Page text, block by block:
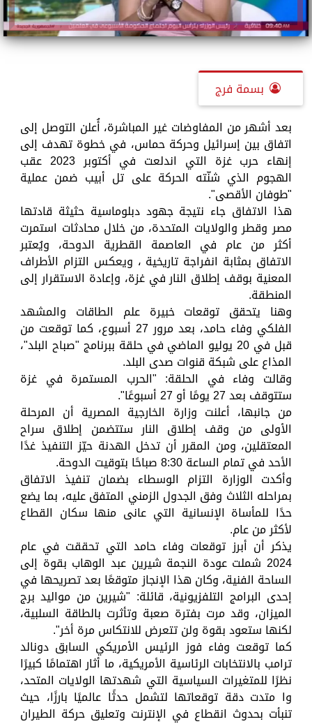
بسمة فرج
بعد أشهر من المفاوضات غير المباشرة، أُعلن التوصل إلى
اتفاق بين إسرائيل وحركة حماس، في خطوة تهدف إلى
إنهاء حرب غزة التي اندلعت في أكتوبر 2023 عقب
الهجوم الذي شنّته الحركة على تل أبيب ضمن عملية
"طوفان الأقصى".
هذا الاتفاق جاء نتيجة جهود دبلوماسية حثيثة قادتها
مصر وقطر والولايات المتحدة، من خلال محادثات استمرت
أكثر من عام في العاصمة القطرية الدوحة، ويُعتبر
الاتفاق بمثابة انفراجة تاريخية ، ويعكس التزام الأطراف
المعنية بوقف إطلاق النار في غزة، وإعادة الاستقرار إلى
المنطقة.
وهنا يتحقق توقعات خبيرة علم الطاقات والمشهد
الفلكي وفاء حامد، بعد مرور 27 أسبوع، كما توقعت من
قبل في 20 يوليو الماضي في حلقة ببرنامج "صباح البلد"،
المذاع على شبكة قنوات صدى البلد.
وقالت وفاء في الحلقة: "الحرب المستمرة في غزة
ستتوقف بعد 27 يومًا أو 27 أسبوعًا".
من جانبها، أعلنت وزارة الخارجية المصرية أن المرحلة
الأولى من وقف إطلاق النار ستتضمن إطلاق سراح
المعتقلين، ومن المقرر أن تدخل الهدنة حيّز التنفيذ غدًا
الأحد في تمام الساعة 8:30 صباحًا بتوقيت الدوحة.
وأكدت الوزارة التزام الوسطاء بضمان تنفيذ الاتفاق
بمراحله الثلاث وفق الجدول الزمني المتفق عليه، بما يضع
حدًا للمأساة الإنسانية التي عانى منها سكان القطاع
لأكثر من عام.
يذكر أن أبرز توقعات وفاء حامد التي تحققت في عام
2024 شملت عودة النجمة شيرين عبد الوهاب بقوة إلى
الساحة الفنية، وكان هذا الإنجاز متوقعًا بعد تصريحها في
إحدى البرامج التلفزيونية، قائلة: "شيرين من مواليد برج
الميزان، وقد مرت بفترة صعبة وتأثرت بالطاقة السلبية،
لكنها ستعود بقوة ولن تتعرض للانتكاس مرة أخر".
كما توقعت وفاء فوز الرئيس الأمريكي السابق دونالد
ترامب بالانتخابات الرئاسية الأمريكية، ما أثار اهتمامًا كبيرًا
نظرًا للمتغيرات السياسية التي شهدتها الولايات المتحد،
وا متدت دقة توقعاتها لتشمل حدثًا عالميًا بارزًا، حيث
تنبأت بحدوث انقطاع في الإنترنت وتعليق حركة الطيران